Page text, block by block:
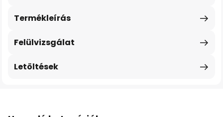
Termékleírás
Felülvizsgálat
Letöltések